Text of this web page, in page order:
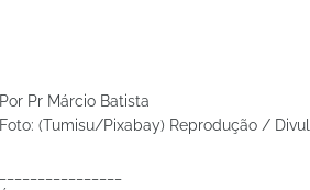
Por Pr Márcio Batista
Foto: (Tumisu/Pixabay) Reprodução /